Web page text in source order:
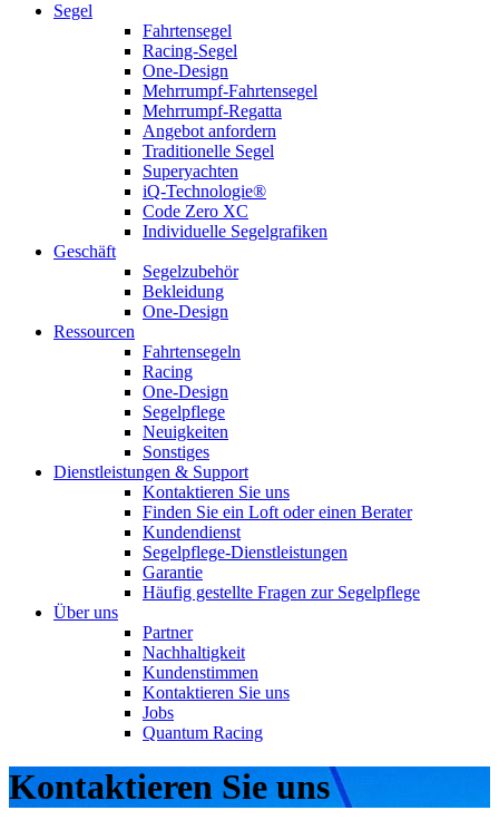
Segel
Fahrtensegel
Racing-Segel
One-Design
Mehrrumpf-Fahrtensegel
Mehrrumpf-Regatta
Angebot anfordern
Traditionelle Segel
Superyachten
iQ-Technologie®
Code Zero XC
Individuelle Segelgrafiken
Geschäft
Segelzubehör
Bekleidung
One-Design
Ressourcen
Fahrtensegeln
Racing
One-Design
Segelpflege
Neuigkeiten
Sonstiges
Dienstleistungen & Support
Kontaktieren Sie uns
Finden Sie ein Loft oder einen Berater
Kundendienst
Segelpflege-Dienstleistungen
Garantie
Häufig gestellte Fragen zur Segelpflege
Über uns
Partner
Nachhaltigkeit
Kundenstimmen
Kontaktieren Sie uns
Jobs
Quantum Racing
Kontaktieren Sie uns